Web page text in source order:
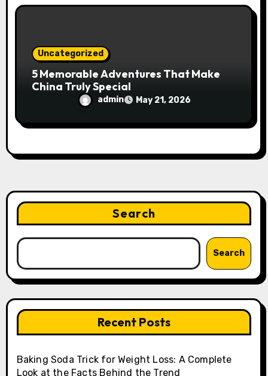
Uncategorized
5 Memorable Adventures That Make
China Truly Special
admin May 21, 2026
Search
Search
Recent Posts
Baking Soda Trick for Weight Loss: A Complete
Look at the Facts Behind the Trend